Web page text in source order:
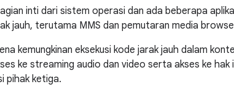
inti dari sistem operasi dan ada beberapa
jauh, terutama MMS dan pemutaran media
kemungkinan eksekusi kode jarak jauh dalam
ke streaming audio dan video serta akses ke hak
pihak ketiga.